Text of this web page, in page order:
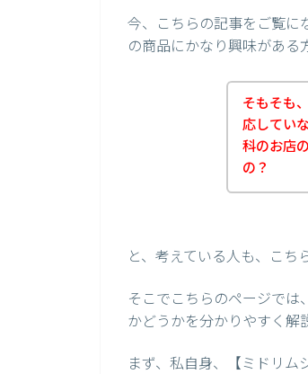
今、こちらの記事をご覧に
の商品にかなり興味がある
そもそも
応してい
科のお店
の？
と、考えている人も、こち
そこでこちらのページで
かどうかを分かりやすく解
まず、私自身、【ミドリ